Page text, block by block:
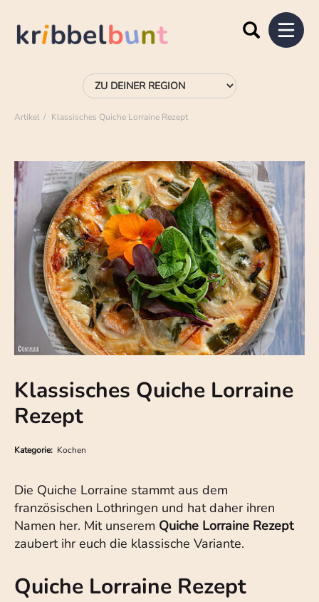
Artikel Klassisches Quiche Lorraine Rezept
Klassisches Quiche Lorraine
Rezept
Kategorie: Kochen
Die Quiche Lorraine stammt aus dem
französischen Lothringen und hat daher ihren
Namen her. Mit unserem Quiche Lorraine Rezept
zaubert ihr euch die klassische Variante.
Quiche Lorraine Rezept